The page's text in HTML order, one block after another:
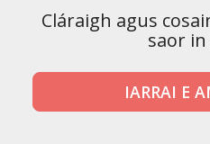
Cláraigh agus
saor in
IARRAI E